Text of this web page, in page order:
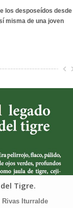
los desposeídos desde
misma de una joven
Tigre.
Iturralde